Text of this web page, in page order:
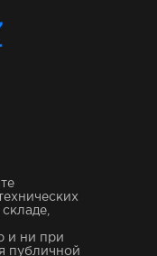
и ни при
публичной